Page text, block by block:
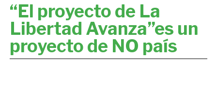
“El proyecto de La
Libertad Avanza”es un
proyecto de NO país